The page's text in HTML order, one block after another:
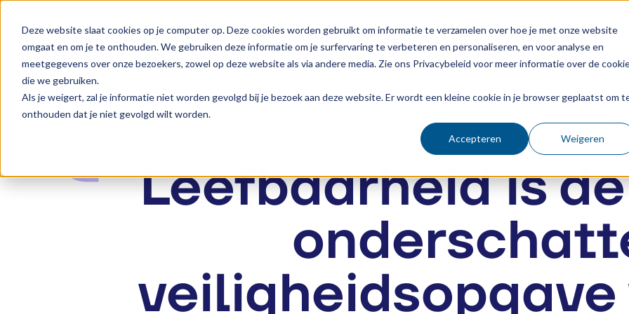
Deze website slaat cookies op je computer op. Deze cookies worden gebruikt om informatie te verzamelen over hoe je met onze website
omgaat en om je te onthouden. We gebruiken deze informatie om je surfervaring te verbeteren en personaliseren, en voor analyse en
meetgegevens over onze bezoekers, zowel op deze website als via andere media. Zie ons Privacybeleid voor meer informatie over de
die we gebruiken.
Als je weigert, zal je informatie niet worden gevolgd bij je bezoek aan deze website. Er wordt een kleine cookie in je browser geplaatst om
onthouden dat je niet gevolgd wilt worden.
Accepteren Weigeren
News
Leefbaarheid is